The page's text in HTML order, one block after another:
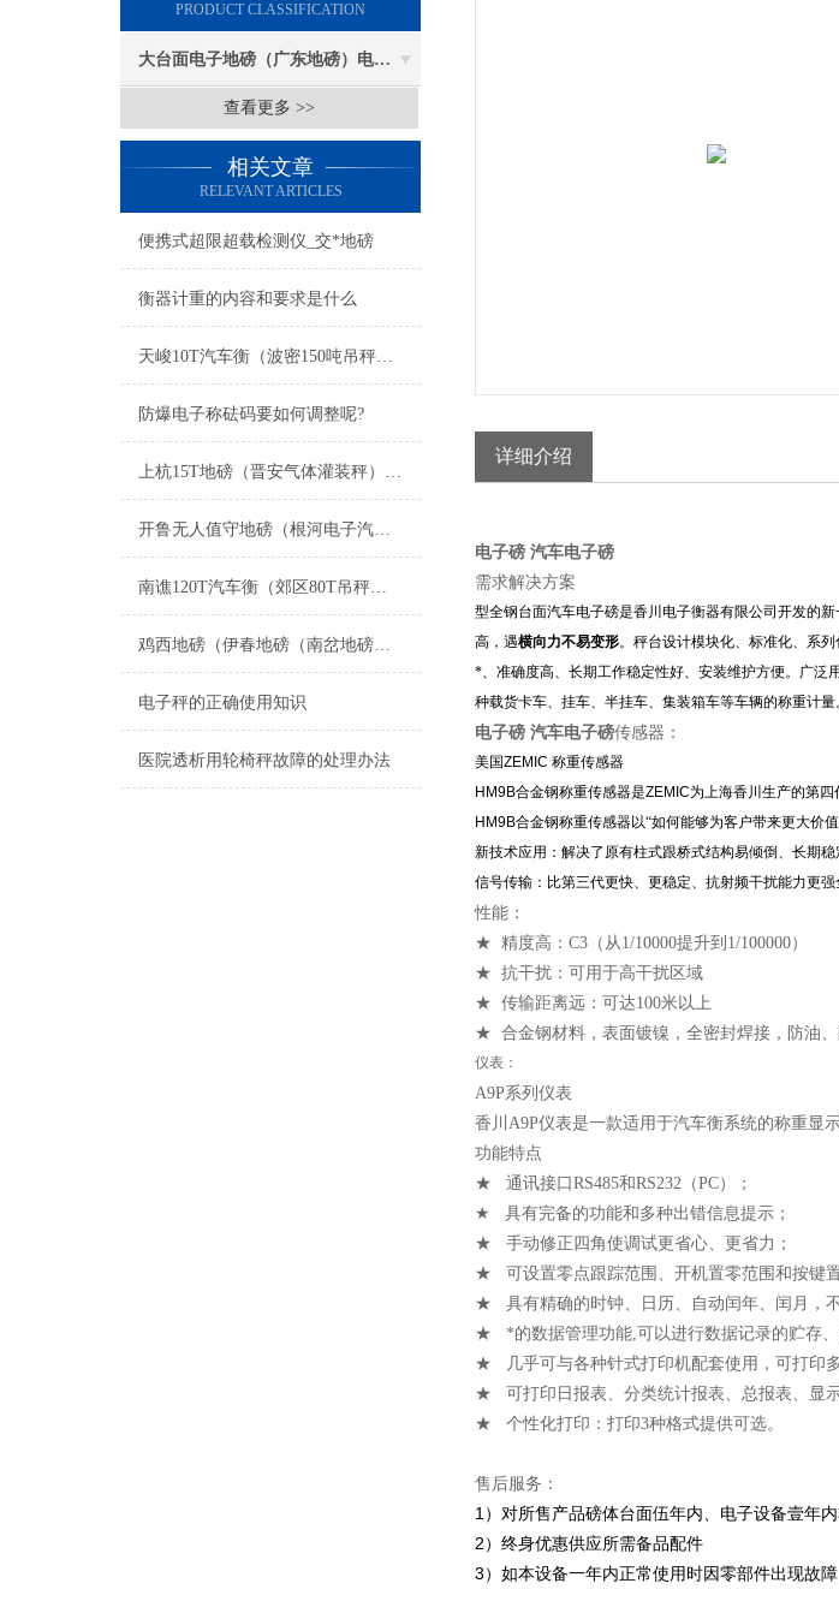
PRODUCT CLASSIFICATION
大台面电子地磅（广东地磅）电子汽车衡
查看更多 >>
相关文章
RELEVANT ARTICLES
便携式超限超载检测仪_交*地磅
衡器计重的内容和要求是什么
天峻10T汽车衡（波密150吨吊秤）左贡200吨地磅）南木林汽车衡维修
防爆电子称砝码要如何调整呢?
上杭15T地磅（晋安气体灌装秤）扶绥200T吊秤）平潭20吨汽车衡维修
开鲁无人值守地磅（根河电子汽车衡）哈巴河防爆秤维修
南谯120T汽车衡（郊区80T吊秤）八公山汽车磅）明光200T地磅维修
鸡西地磅（伊春地磅（南岔地磅（友好地磅）西林地磅）翠峦地磅维修
电子秤的正确使用知识
医院透析用轮椅秤故障的处理办法
详细介绍
电子磅 汽车电子磅
需求解决方案
型全钢台面汽车电子磅是香川电子衡器有限公司开发的
高，遇横向力不易变形。秤台设计模块化、标准化、系
*、准确度高、长期工作稳定性好、安装维护方便。广泛
种载货卡车、挂车、半挂车、集装箱车等车辆的称重计量
电子磅 汽车电子磅传感器：
美国ZEMIC 称重传感器
HM9B合金钢称重传感器是ZEMIC为上海香川生产的第
HM9B合金钢称重传感器以“如何能够为客户带来更大价
新技术应用：解决了原有柱式跟桥式结构易倾倒、长期
信号传输：比第三代更快、更稳定、抗射频干扰能力更
性能：
★ 精度高：C3（从1/10000提升到1/100000）
★ 抗干扰：可用于高干扰区域
★ 传输距离远：可达100米以上
★ 合金钢材料，表面镀镍，全密封焊接，防油、
仪表：
A9P系列仪表
香川A9P仪表是一款适用于汽车衡系统的称重显
功能特点
★ 通讯接口RS485和RS232（PC）；
★ 具有完备的功能和多种出错信息提示；
★ 手动修正四角使调试更省心、更省力；
★ 可设置零点跟踪范围、开机置零范围和按键置
★ 具有精确的时钟、日历、自动闰年、闰月，不
★ *的数据管理功能,可以进行数据记录的贮存
★ 几乎可与各种针式打印机配套使用，可打印
★ 可打印日报表、分类统计报表、总报表、显
★ 个性化打印：打印3种格式提供可选。
售后服务：
1 ）对所售产品磅体台面伍年内、电子设备壹年
2 ）终身优惠供应所需备品配件
3 ）如本设备一年内正常使用时因零部件出现故